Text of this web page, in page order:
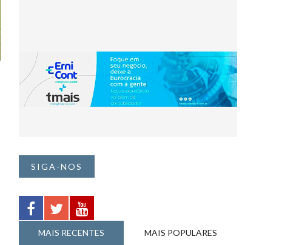
SIGA-NOS
MAIS RECENTES MAIS POPULARES